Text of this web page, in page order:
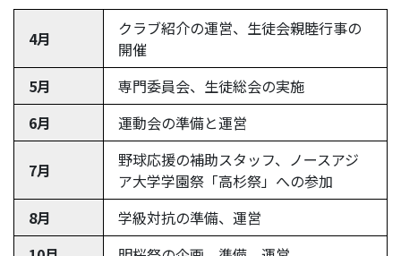
4月
クラブ紹介の運営、生徒会親睦行事の
開催
5月
専門委員会、生徒総会の実施
6月
運動会の準備と運営
7月
野球応援の補助スタッフ、ノースアジ
ア大学学園祭「高杉祭」への参加
8月
学級対抗の準備、運営